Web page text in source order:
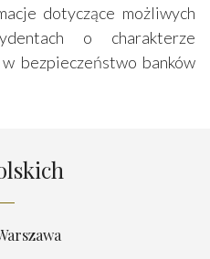
dotyczące możliwych
o charakterze
bezpieczeństwo banków